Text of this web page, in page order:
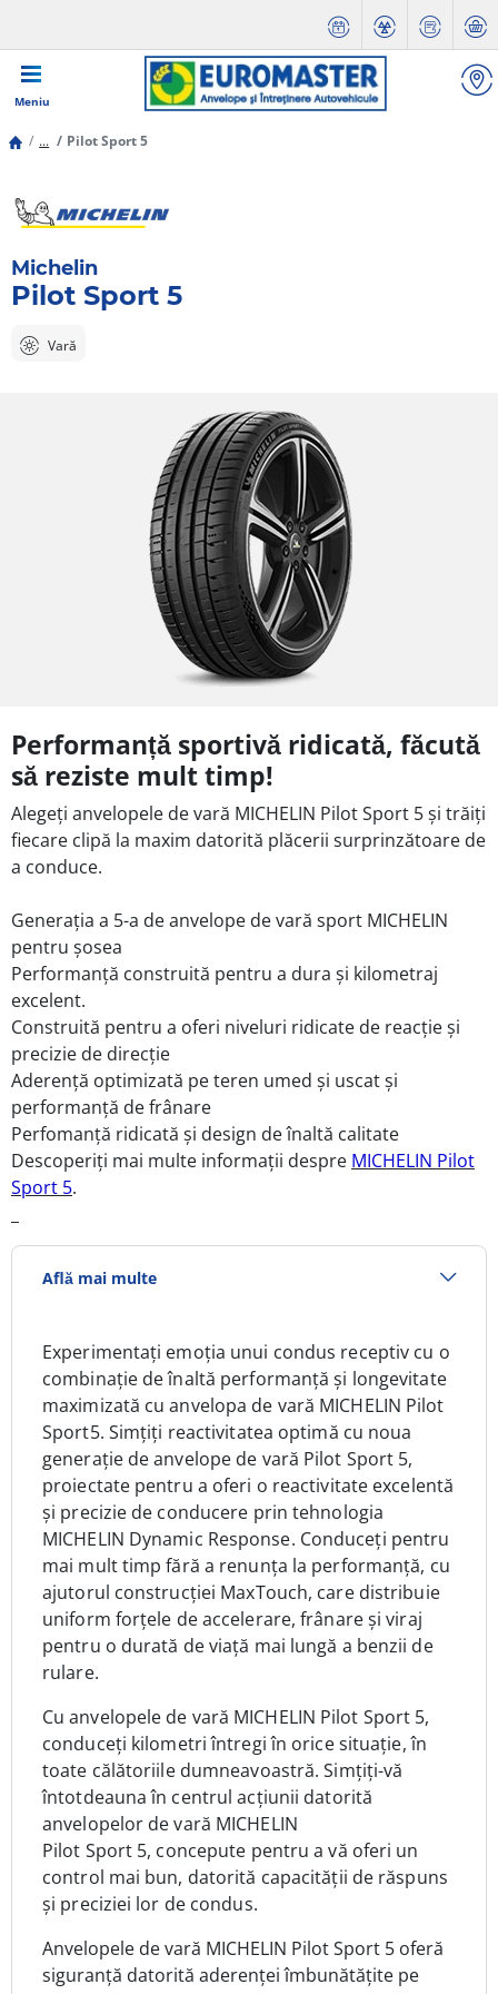
Meniu
... Pilot Sport 5
Michelin
Pilot Sport 5
Vară
Performanță sportivă ridicată, făcută
să reziste mult timp!
Alegeți anvelopele de vară MICHELIN Pilot Sport 5 și trăiți
fiecare clipă la maxim datorită plăcerii surprinzătoare de
a conduce.
Generația a 5-a de anvelope de vară sport MICHELIN
pentru șosea
Performanță construită pentru a dura și kilometraj
excelent.
Construită pentru a oferi niveluri ridicate de reacție și
precizie de direcție
Aderență optimizată pe teren umed și uscat și
performanță de frânare
Perfomanță ridicată și design de înaltă calitate
Descoperiți mai multe informații despre MICHELIN Pilot
Sport 5.
Află mai multe
Experimentați emoția unui condus receptiv cu o
combinație de înaltă performanță și longevitate
maximizată cu anvelopa de vară MICHELIN Pilot
Sport5. Simțiți reactivitatea optimă cu noua
generație de anvelope de vară Pilot Sport 5,
proiectate pentru a oferi o reactivitate excelentă
și precizie de conducere prin tehnologia
MICHELIN Dynamic Response. Conduceți pentru
mai mult timp fără a renunța la performanță, cu
ajutorul construcției MaxTouch, care distribuie
uniform forțele de accelerare, frânare și viraj
pentru o durată de viață mai lungă a benzii de
rulare.
Cu anvelopele de vară MICHELIN Pilot Sport 5,
conduceți kilometri întregi în orice situație, în
toate călătoriile dumneavoastră. Simțiți-vă
întotdeauna în centrul acțiunii datorită
anvelopelor de vară MICHELIN
Pilot Sport 5, concepute pentru a vă oferi un
control mai bun, datorită capacității de răspuns
și preciziei lor de condus.
Anvelopele de vară MICHELIN Pilot Sport 5 oferă
siguranță datorită aderenței îmbunătățite pe